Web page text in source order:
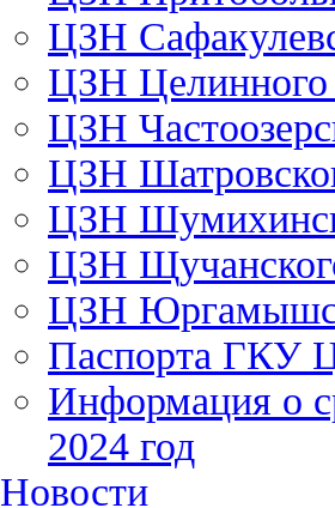
ЦЗН
ЦЗН
ЦЗН
ЦЗН
ЦЗН
ЦЗН
ЦЗН
Паспорта ГКУ
Информация о
2024 год
Новости